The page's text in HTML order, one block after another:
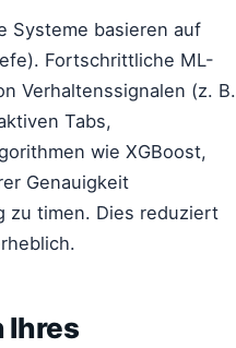
Systeme basieren auf
Fortschrittliche ML-
Verhaltenssignalen (z. B.
Tabs,
wie XGBoost,
Genauigkeit
zu timen. Dies reduziert
Ihres